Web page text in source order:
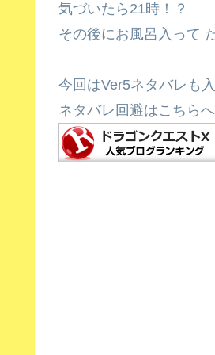
気づいたら21時！？
その後にお風呂入って
今回はVer5ネタバレも
ネタバレ回避はこちら